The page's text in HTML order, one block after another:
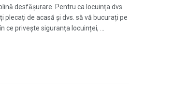
desfășurare. Pentru ca locuința dvs.
plecați de acasă și dvs. să vă bucurați pe
ce privește siguranța locuinței, ...